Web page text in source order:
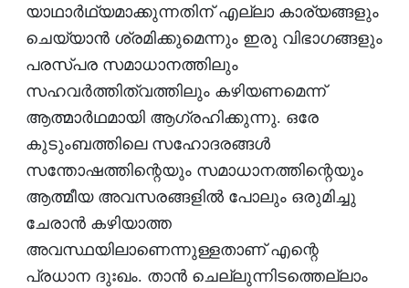
യാഥാര്‍ഥ്യമാക്കുന്നതിന് എല്ലാ കാര്യങ്ങളും
ചെയ്യാന്‍ ശ്രമിക്കുമെന്നും ഇരു വിഭാഗങ്ങളും
പരസ്പര സമാധാനത്തിലും
സഹവര്‍ത്തിത്വത്തിലും കഴിയണമെന്ന്
ആത്മാര്‍ഥമായി ആഗ്രഹിക്കുന്നു. ഒരേ
കുടുംബത്തിലെ സഹോദരങ്ങള്‍
സന്തോഷത്തിന്റെയും സമാധാനത്തിന്റെയും
ആത്മീയ അവസരങ്ങളില്‍ പോലും ഒരുമിച്ചു
ചേരാന്‍ കഴിയാത്ത
അവസ്ഥയിലാണെന്നുള്ളതാണ് എന്റെ
പ്രധാന ദുഃഖം. താന്‍ ചെല്ലുന്നിടത്തെല്ലാം